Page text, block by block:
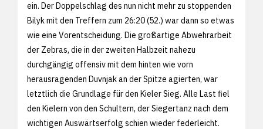
ein. Der Doppelschlag des nun nicht mehr zu stoppenden
Bilyk mit den Treffern zum 26:20 (52.) war dann so etwas
wie eine Vorentscheidung. Die großartige Abwehrarbeit
der Zebras, die in der zweiten Halbzeit nahezu
durchgängig offensiv mit dem hinten wie vorn
herausragenden Duvnjak an der Spitze agierten, war
letztlich die Grundlage für den Kieler Sieg. Alle Last fiel
den Kielern von den Schultern, der Siegertanz nach dem
wichtigen Auswärtserfolg schien wieder federleicht.